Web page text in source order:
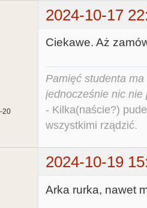
2024-10-17
20
Ciekawe. Aż
Pamięć studenta
jednocześnie nic nie
- Kilka(naście?)
wszystkimi rządzić.
2024-10-19
Arka rurka, nawet